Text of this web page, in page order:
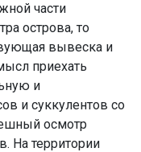
части
острова, то
вывеска и
приехать
и
и суккулентов со
осмотр
На территории